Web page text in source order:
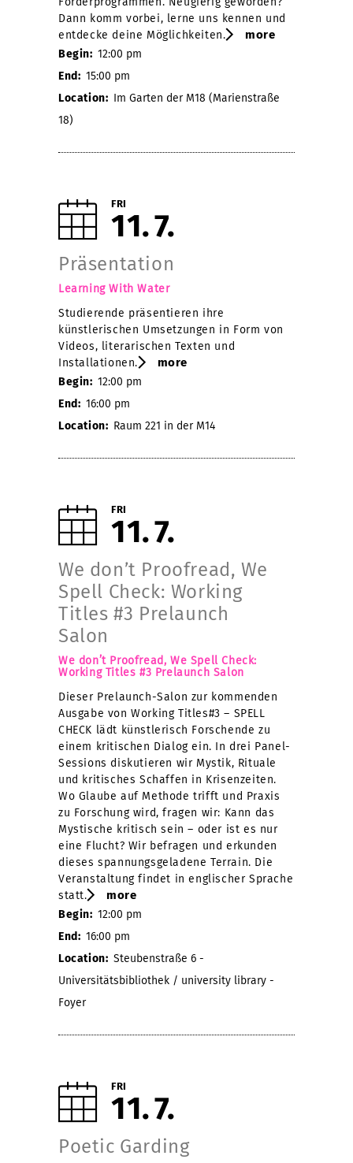
Dann komm vorbei, lerne uns kennen und
entdecke deine Möglichkeiten.
more
Begin: 12:00 pm
End: 15:00 pm
Location: Im Garten der M18 (Marienstraße
18)
FRI
11 7
Präsentation
Learning With Water
Studierende präsentieren ihre
künstlerischen Umsetzungen in Form von
Videos, literarischen Texten und
Installationen.
more
Begin: 12:00 pm
End: 16:00 pm
Location: Raum 221 in der M14
FRI
11 7
We don’t Proofread, We
Spell Check: Working
Titles #3 Prelaunch
Salon
We don’t Proofread, We Spell Check:
Working Titles #3 Prelaunch Salon
Dieser Prelaunch-Salon zur kommenden
Ausgabe von Working Titles#3 – SPELL
CHECK lädt künstlerisch Forschende zu
einem kritischen Dialog ein. In drei Panel-
Sessions diskutieren wir Mystik, Rituale
und kritisches Schaffen in Krisenzeiten.
Wo Glaube auf Methode trifft und Praxis
zu Forschung wird, fragen wir: Kann das
Mystische kritisch sein – oder ist es nur
eine Flucht? Wir befragen und erkunden
dieses spannungsgeladene Terrain. Die
Veranstaltung findet in englischer Sprache
statt.
more
Begin: 12:00 pm
End: 16:00 pm
Location: Steubenstraße 6 -
Universitätsbibliothek / university library -
Foyer
FRI
11 7
Poetic Garding